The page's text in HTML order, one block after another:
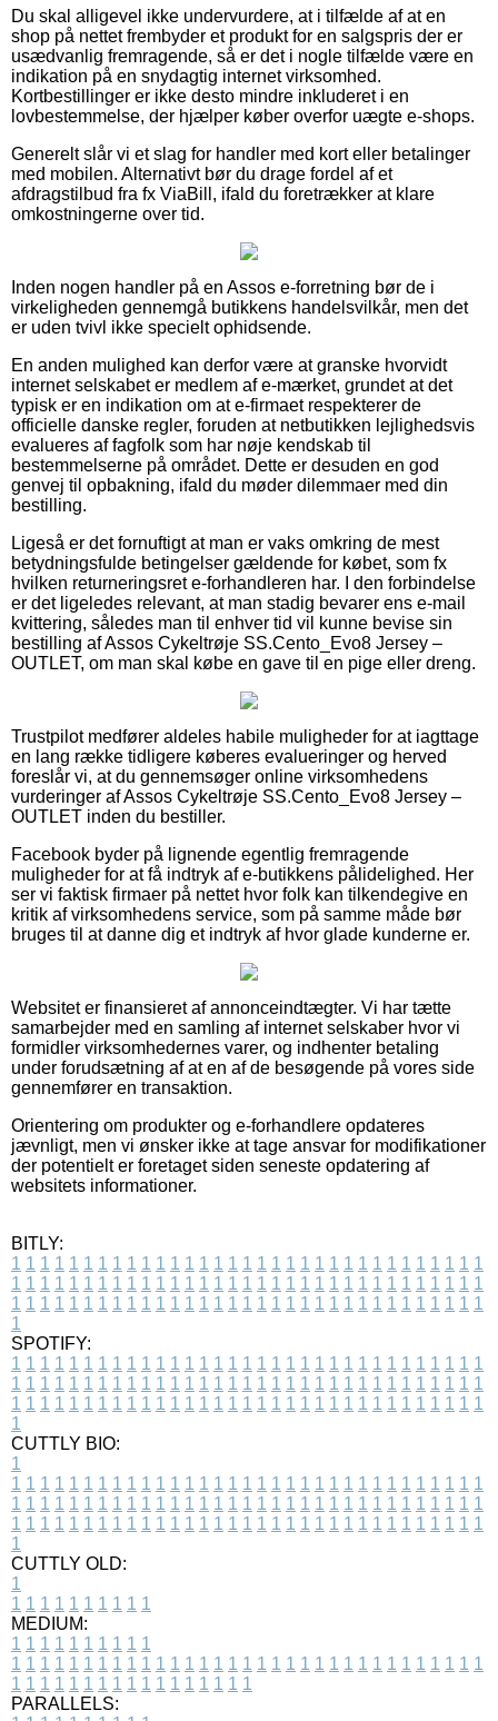
Du skal alligevel ikke undervurdere, at i tilfælde af at en
shop på nettet frembyder et produkt for en salgspris der er
usædvanlig fremragende, så er det i nogle tilfælde være en
indikation på en snydagtig internet virksomhed.
Kortbestillinger er ikke desto mindre inkluderet i en
lovbestemmelse, der hjælper køber overfor uægte e-shops.
Generelt slår vi et slag for handler med kort eller betalinger
med mobilen. Alternativt bør du drage fordel af et
afdragstilbud fra fx ViaBill, ifald du foretrækker at klare
omkostningerne over tid.
Inden nogen handler på en Assos e-forretning bør de i
virkeligheden gennemgå butikkens handelsvilkår, men det
er uden tvivl ikke specielt ophidsende.
En anden mulighed kan derfor være at granske hvorvidt
internet selskabet er medlem af e-mærket, grundet at det
typisk er en indikation om at e-firmaet respekterer de
officielle danske regler, foruden at netbutikken lejlighedsvis
evalueres af fagfolk som har nøje kendskab til
bestemmelserne på området. Dette er desuden en god
genvej til opbakning, ifald du møder dilemmaer med din
bestilling.
Ligeså er det fornuftigt at man er vaks omkring de mest
betydningsfulde betingelser gældende for købet, som fx
hvilken returneringsret e-forhandleren har. I den forbindelse
er det ligeledes relevant, at man stadig bevarer ens e-mail
kvittering, således man til enhver tid vil kunne bevise sin
bestilling af Assos Cykeltrøje SS.Cento_Evo8 Jersey –
OUTLET, om man skal købe en gave til en pige eller dreng.
Trustpilot medfører aldeles habile muligheder for at iagttage
en lang række tidligere køberes evalueringer og herved
foreslår vi, at du gennemsøger online virksomhedens
vurderinger af Assos Cykeltrøje SS.Cento_Evo8 Jersey –
OUTLET inden du bestiller.
Facebook byder på lignende egentlig fremragende
muligheder for at få indtryk af e-butikkens pålidelighed. Her
ser vi faktisk firmaer på nettet hvor folk kan tilkendegive en
kritik af virksomhedens service, som på samme måde bør
bruges til at danne dig et indtryk af hvor glade kunderne er.
Websitet er finansieret af annonceindtægter. Vi har tætte
samarbejder med en samling af internet selskaber hvor vi
formidler virksomhedernes varer, og indhenter betaling
under forudsætning af at en af de besøgende på vores side
gennemfører en transaktion.
Orientering om produkter og e-forhandlere opdateres
jævnligt, men vi ønsker ikke at tage ansvar for modifikationer
der potentielt er foretaget siden seneste opdatering af
websitets informationer.
BITLY:
1 1 1 1 1 1 1 1 1 1 1 1 1 1 1 1 1 1 1 1 1 1 1 1 1 1 1 1 1 1 1 1 1
1 1 1 1 1 1 1 1 1 1 1 1 1 1 1 1 1 1 1 1 1 1 1 1 1 1 1 1 1 1 1 1 1
1 1 1 1 1 1 1 1 1 1 1 1 1 1 1 1 1 1 1 1 1 1 1 1 1 1 1 1 1 1 1 1 1
1
SPOTIFY:
1 1 1 1 1 1 1 1 1 1 1 1 1 1 1 1 1 1 1 1 1 1 1 1 1 1 1 1 1 1 1 1 1
1 1 1 1 1 1 1 1 1 1 1 1 1 1 1 1 1 1 1 1 1 1 1 1 1 1 1 1 1 1 1 1 1
1 1 1 1 1 1 1 1 1 1 1 1 1 1 1 1 1 1 1 1 1 1 1 1 1 1 1 1 1 1 1 1 1
1
CUTTLY BIO:
1
1 1 1 1 1 1 1 1 1 1 1 1 1 1 1 1 1 1 1 1 1 1 1 1 1 1 1 1 1 1 1 1 1
1 1 1 1 1 1 1 1 1 1 1 1 1 1 1 1 1 1 1 1 1 1 1 1 1 1 1 1 1 1 1 1 1
1 1 1 1 1 1 1 1 1 1 1 1 1 1 1 1 1 1 1 1 1 1 1 1 1 1 1 1 1 1 1 1 1
1
CUTTLY OLD:
1
1 1 1 1 1 1 1 1 1 1
MEDIUM:
1 1 1 1 1 1 1 1 1 1
1 1 1 1 1 1 1 1 1 1 1 1 1 1 1 1 1 1 1 1 1 1 1 1 1 1 1 1 1 1 1 1 1
1 1 1 1 1 1 1 1 1 1 1 1 1 1 1 1 1
PARALLELS: